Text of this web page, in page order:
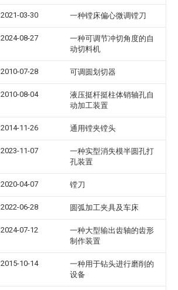
2021-03-30 一种镗床偏心微调镗刀
2024-08-27
一种可调节冲切角度的自
动切料机
2010-07-28 可调圆划切器
2010-08-04
液压挺杆挺柱体销轴孔自
动加工装置
2014-11-26 通用镗夹镗头
2023-11-07
一种实型消失模半圆孔打
孔装置
2020-04-07 镗刀
2022-06-28 圆弧加工夹具及车床
2024-07-12
一种大型输出齿轴的齿形
制作装置
2015-10-14
一种用于钻头进行磨削的
设备